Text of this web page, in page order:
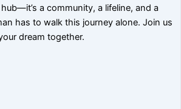
a community, a lifeline, and a
has to walk this journey alone. Join us
dream together.